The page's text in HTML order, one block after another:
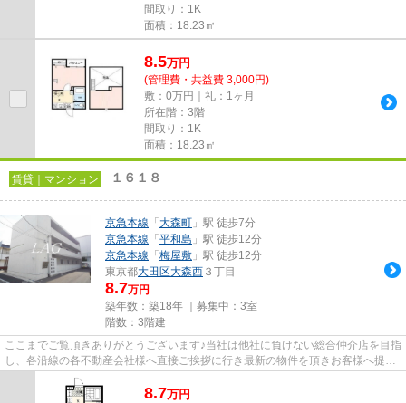
間取り：1K
面積：18.23㎡
8.5万円
(管理費・共益費 3,000円)
敷：0万円｜礼：1ヶ月
所在階：3階
間取り：1K
面積：18.23㎡
賃貸｜マンション １６１８
京急本線 「 大森町 」駅 徒歩7分
京急本線 「 平和島 」駅 徒歩12分
京急本線 「 梅屋敷 」駅 徒歩12分
東京都大田区大森西 ３丁目
8.7万円
築年数：築18年 ｜募集中： 3室
階数：3階建
ここまでご覧頂きありがとうございます♪当社は他社に負けない総合仲介店を目指
し、各沿線の各不動産会社様へ直接ご挨拶に行き最新の物件を頂きお客様へ提供
しております！最新の情報は...
8.7万円